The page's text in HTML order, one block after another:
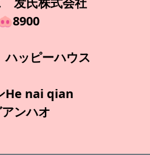
ッピーハウス
He nai qian
ンハオ